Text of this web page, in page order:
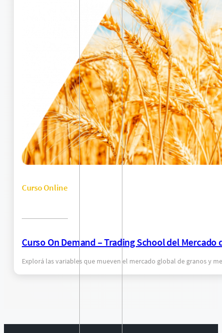
Curso Online
Curso On Demand – Trading School del Mercado
Explorá las variables que mueven el mercado global de granos y